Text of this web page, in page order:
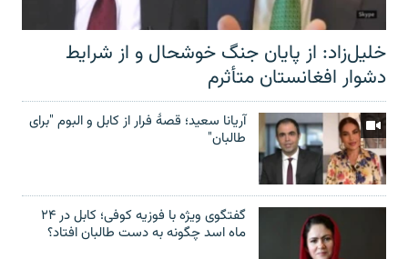
خلیل‌زاد: از پایان جنگ خوشحال و از شرایط
دشوار افغانستان متأثرم
آریانا سعید؛ قصۀ فرار از کابل و البوم "برای
طالبان"
گفتگوی ویژه با فوزیه کوفی؛ کابل در ۲۴
ماه اسد چگونه به دست طالبان افتاد؟